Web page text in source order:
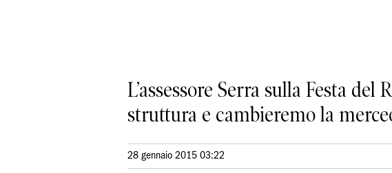
L’assessore Serra sulla Festa
struttura e cambieremo la
28 gennaio 2015 03:22